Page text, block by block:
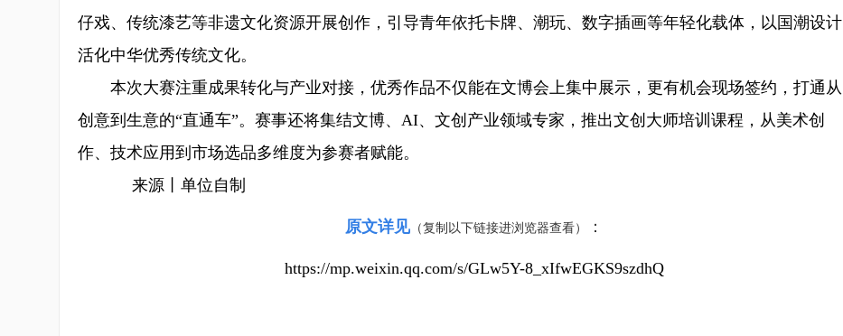
仔戏、传统漆艺等非遗文化资源开展创作，引导青年依托卡牌、潮玩、数字插画等年轻化载体，以国潮设计
活化中华优秀传统文化。
本次大赛注重成果转化与产业对接，优秀作品不仅能在文博会上集中展示，更有机会现场签约，打通从
创意到生意的“直通车”。赛事还将集结文博、AI、文创产业领域专家，推出文创大师培训课程，从美术创
作、技术应用到市场选品多维度为参赛者赋能。
来源丨单位自制
原文详见（复制以下链接进浏览器查看） ：
https://mp.weixin.qq.com/s/GLw5Y-8_xIfwEGKS9szdhQ